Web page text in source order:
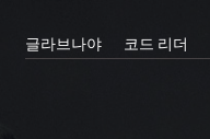
글라브나야 코드 리더